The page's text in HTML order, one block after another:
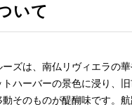
いて
ズは、南仏リヴィエラの
ハーバーの景色に浸り、
のものが醍醐味です。